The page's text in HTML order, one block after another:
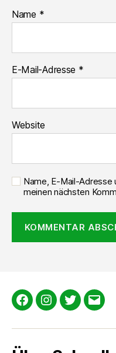
Name *
E-Mail-Adresse *
Website
Name, E-Mail-Adresse
meinen nächsten
FacebookInstagram
Twitter
E-